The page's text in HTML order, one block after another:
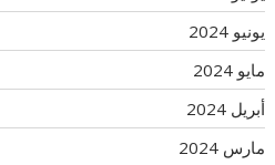
يونيو 2024
مايو 2024
أبريل 2024
مارس 2024